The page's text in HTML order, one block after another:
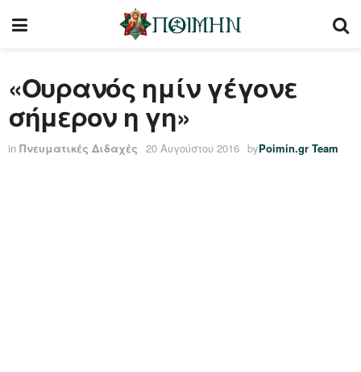
«Ουρανός ημίν γέγονε
σήμερον η γη»
in Πνευματικές Διδαχές 20 Αυγούστου 2016 byPoimin.gr Team